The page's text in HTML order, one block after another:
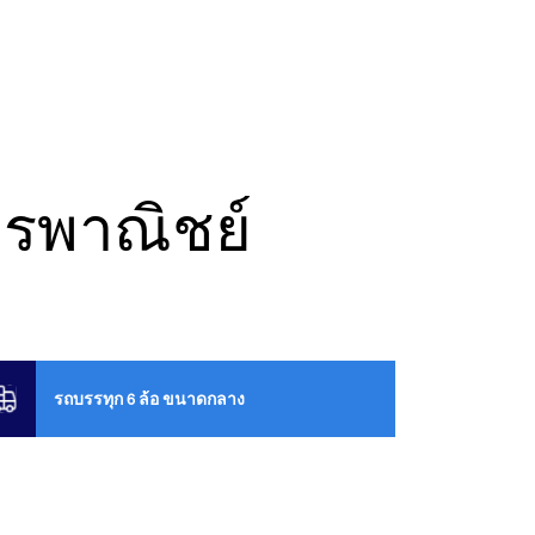
พาณิชย์
รถบรรทุก 6 ล้อ ขนาดกลาง​